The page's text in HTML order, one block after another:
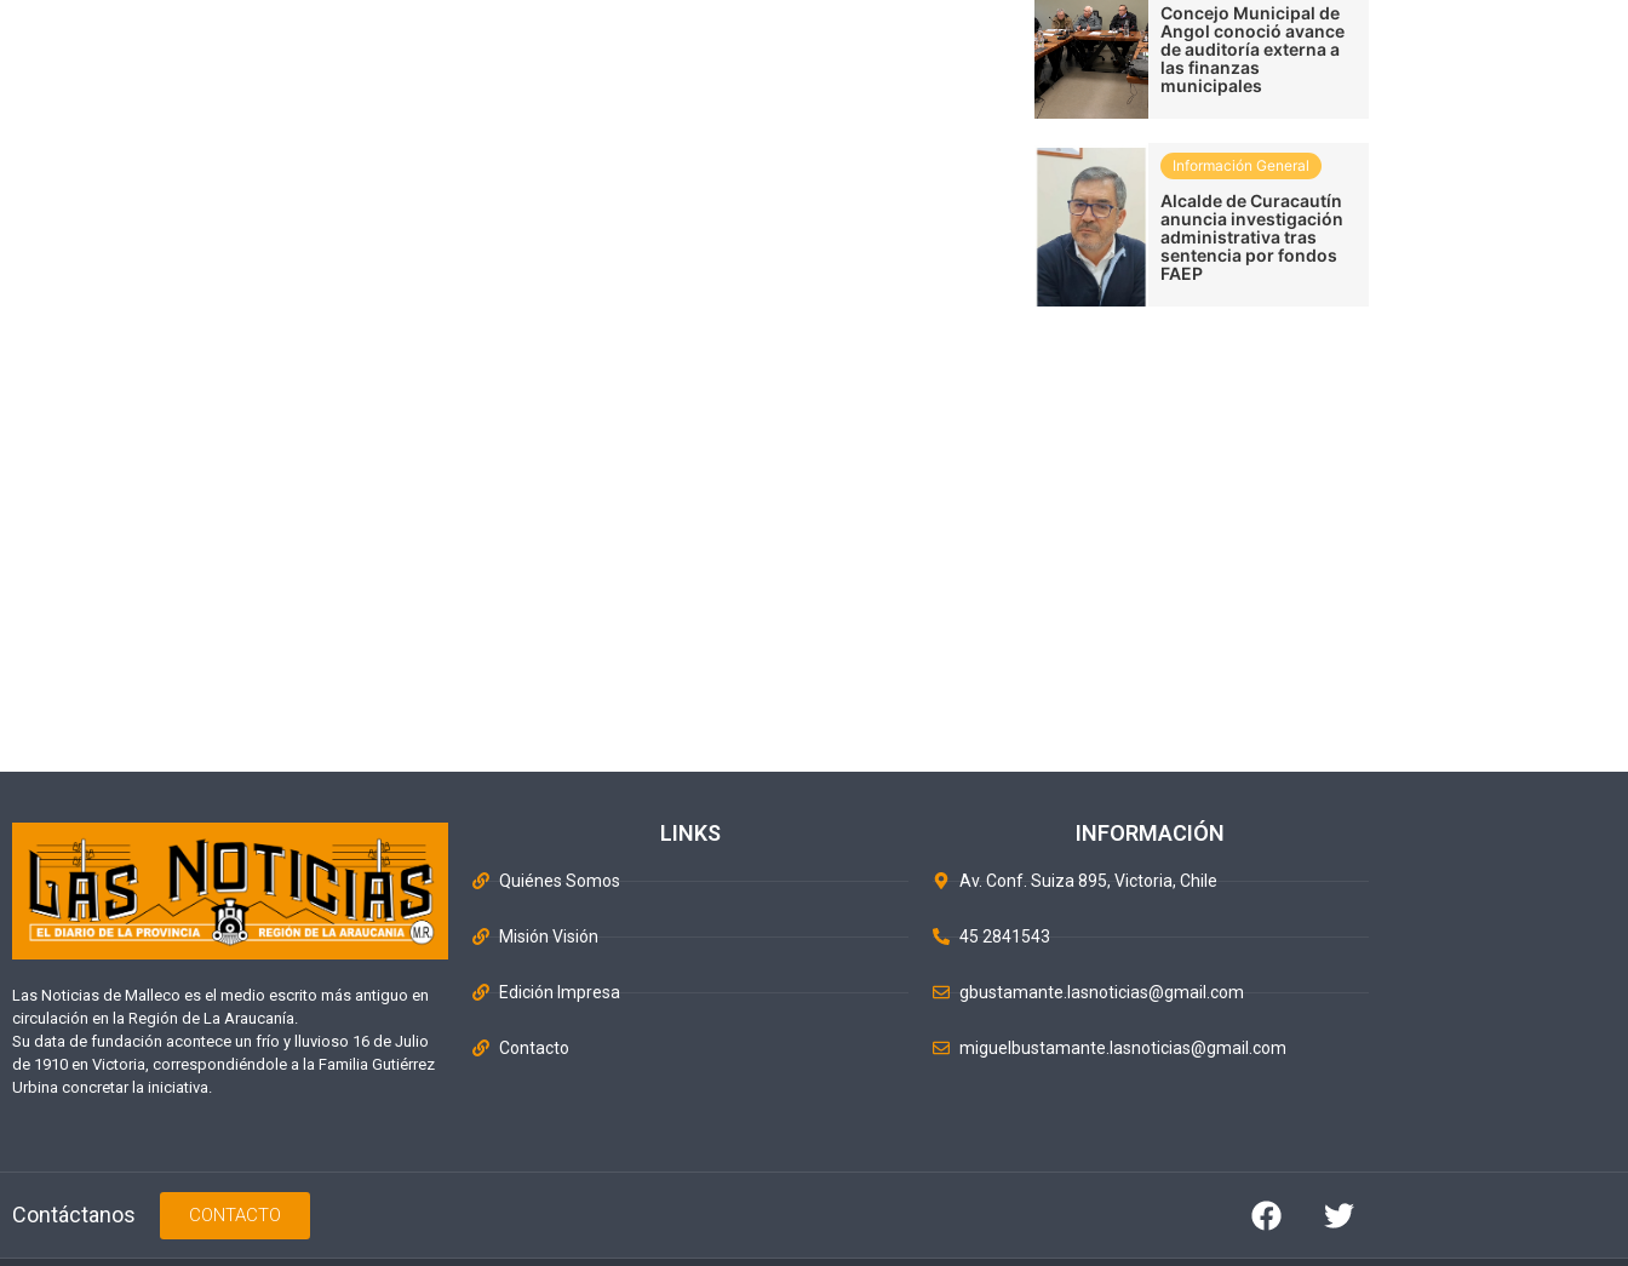
Concejo Municipal de
Angol conoció avance
de auditoría externa a
las finanzas
municipales
Información General
Alcalde de Curacautín
anuncia investigación
administrativa tras
sentencia por fondos
FAEP
Las Noticias de Malleco es el medio escrito más antiguo en
circulación en la Región de La Araucanía.
Su data de fundación acontece un frío y lluvioso 16 de Julio
de 1910 en Victoria, correspondiéndole a la Familia Gutiérrez
Urbina concretar la iniciativa.
LINKS
Quiénes Somos
Misión Visión
Edición Impresa
Contacto
INFORMACIÓN
Av. Conf. Suiza 895, Victoria, Chile
45 2841543
gbustamante.lasnoticias@gmail.com
miguelbustamante.lasnoticias@gmail.com
Contáctanos CONTACTO